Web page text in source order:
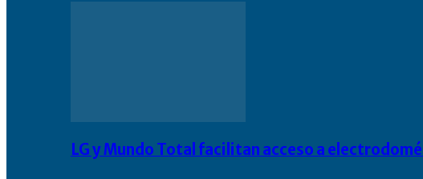
LG y Mundo Total facilitan acceso a